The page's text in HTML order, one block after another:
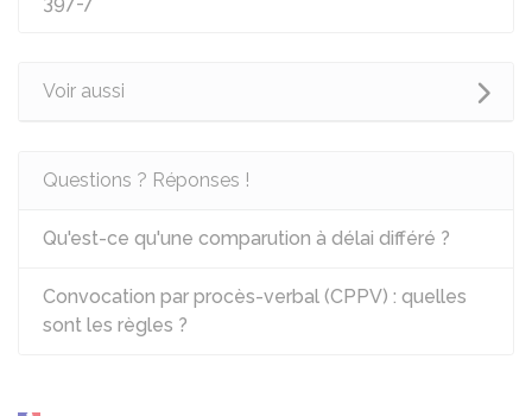
Voir aussi
Questions ? Réponses !
Qu'est-ce qu'une comparution à délai différé ?
Convocation par procès-verbal (CPPV) : quelles
sont les règles ?